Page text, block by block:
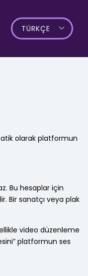
TÜRKÇE
olarak platformun
Bu hesaplar için
Bir sanatçı veya plak
video düzenleme
platformun ses